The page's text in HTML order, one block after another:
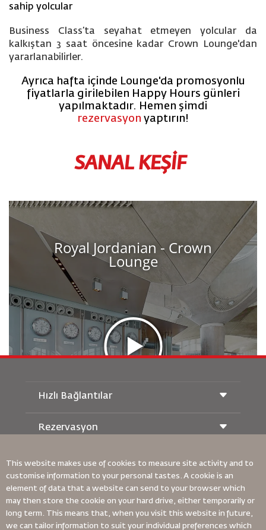
sahip yolcular
Business Class’ta seyahat etmeyen yolcular da
kalkıştan 3 saat öncesine kadar Crown Lounge'dan
yararlanabilirler.
Ayrıca hafta içinde Lounge'da promosyonlu
fiyatlarla girilebilen Happy Hours günleri
yapılmaktadır. Hemen şimdi
rezervasyon yaptırın!
SANAL KEŞİF
Hızlı Bağlantılar
Hamileyken Seyahat Etmek
SSS
Özel İhtiyaçlar
oneworld
Erişilebilirlik Planı ve Geri Bildirim Süreci
Rezervasyon
Demiryolu Rezervasyonu
Araç Kiralama
RJ Unlimited
Öğrenci Teklifi
Tikram
Hakkımızda
Ailemize Katılın
Haberler
This website makes use of cookies to measure site activity and to
customise information to your personal tastes. A cookie is an
element of data that a website can send to your browser which
may then store the cookie on your hard drive, either temporarily or
long term. This means that, when you visit this website in future,
we can tailor information to suit your individual preferences which